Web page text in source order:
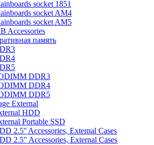
socket 1851
socket AM4
socket AM5
Accessories
память
DDR3
DDR4
DDR5
External
HDD
Portable SSD
2.5'' Accessories, External Cases
2.5" Accessories, External Cases